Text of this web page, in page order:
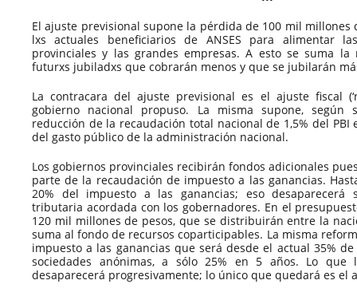
El ajuste previsional supone la pérdida de 100 mil millones
lxs actuales beneficiarios de ANSES para alimentar
provinciales y las grandes empresas. A esto se suma
futurxs jubiladxs que cobrarán menos y que se jubilarán
La contracara del ajuste previsional es el ajuste fiscal
gobierno nacional propuso. La misma supone, según
reducción de la recaudación total nacional de 1,5% del PBI
del gasto público de la administración nacional.
Los gobiernos provinciales recibirán fondos adicionales
parte de la recaudación de impuesto a las ganancias.
20% del impuesto a las ganancias; eso
tributaria acordada con los gobernadores. En el
120 mil millones de pesos, que se distribuirán entre la
suma al fondo de recursos coparticipables. La misma
impuesto a las ganancias que será desde el actual 35%
sociedades anónimas, a sólo 25% en 5 años. Lo que
desaparecerá progresivamente; lo único que quedará es el